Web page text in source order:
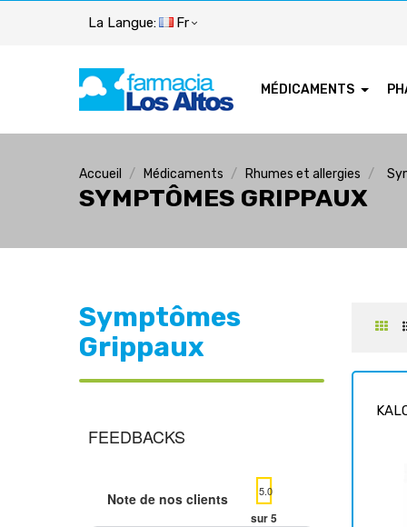
La Langue: Fr
MÉDICAMENTS
Accueil Médicaments Rhumes et allergies
SYMPTÔMES GRIPPAUX
Symptômes
Grippaux
FEEDBACKS
Note de nos clients 5.0
sur 5